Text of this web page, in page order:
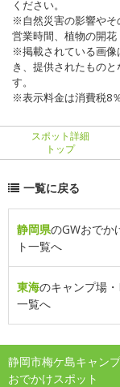
ください。
※自然災害の影響やそ
営業時間、植物の開花
※掲載されている画像
き、提供されたもの
す。
※表示料金は消費税8
スポット詳細
トップ
一覧に戻る
静岡県のGWおでか
ト一覧へ
東海のキャンプ場
一覧へ
静岡市梅ケ島キャン
おでかけスポット